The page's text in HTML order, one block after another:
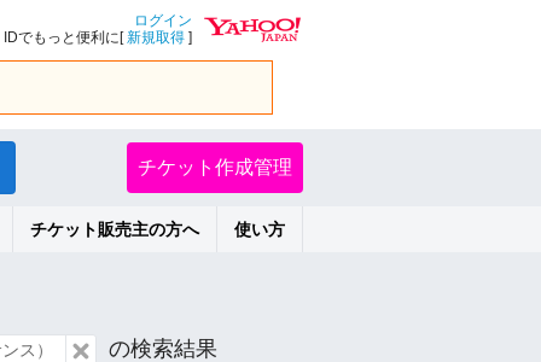
ログイン
IDでもっと便利に[新規取得 ]
チケット作成管理
チケット販売主の方へ 使い方
ス） の検索結果